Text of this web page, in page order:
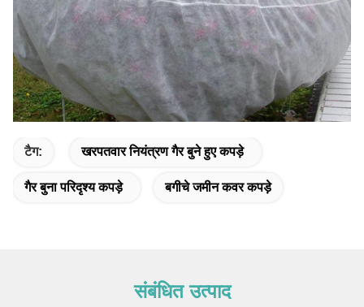
टैग: खरपतवार नियंत्रण गैर बुने हुए कपड़े
गैर बुना परिदृश्य कपड़े बगीचे जमीन कवर कपड़े
संबंधित उत्पाद